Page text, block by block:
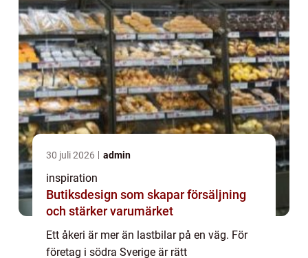
30 juli 2026 admin
inspiration
Butiksdesign som skapar försäljning
och stärker varumärket
Ett åkeri är mer än lastbilar på en väg. För
företag i södra Sverige är rätt